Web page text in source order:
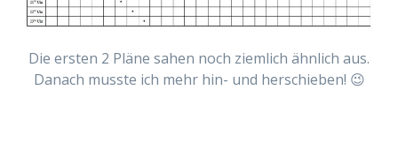
Die ersten 2 Pläne sahen noch ziemlich ähnlich aus.
Danach musste ich mehr hin- und herschieben! 😉